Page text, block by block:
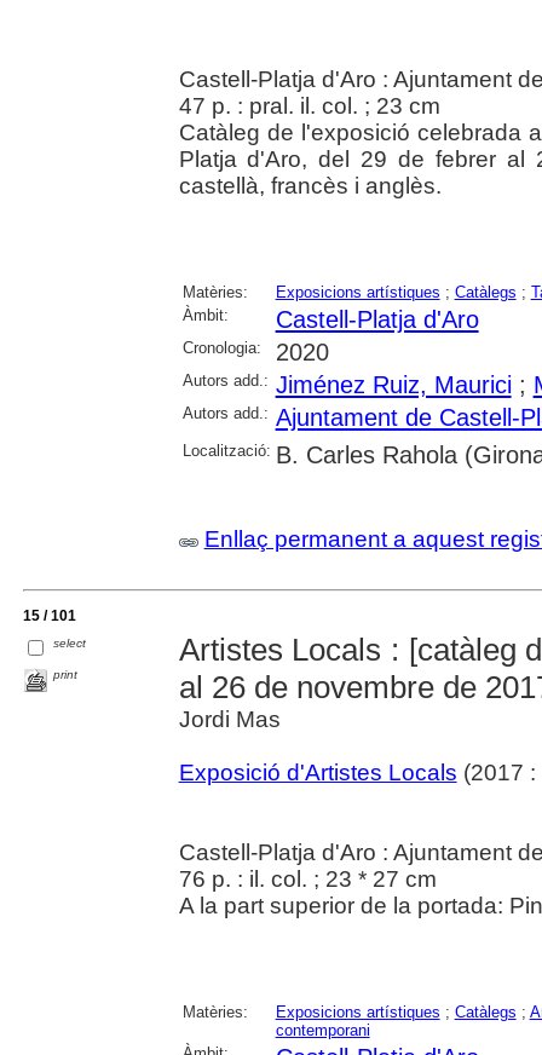
Castell-Platja d'Aro : Ajuntament
47 p. : pral. il. col. ; 23 cm
Catàleg de l'exposició celebrada
Platja d'Aro, del 29 de febrer al
castellà, francès i anglès.
Matèries: Exposicions artístiques ; Catàlegs ;
Àmbit:
Castell-Platja d'Aro
Cronologia: 2020
Autors add.: Jiménez Ruiz, Maurici;
Autors add.: Ajuntament de Castell-
Localització: B. Carles Rahola
Enllaç permanent a aquest
15 / 101
select
print
Artistes Locals : [catàleg
al 26 de novembre de
Jordi Mas
Exposició d'Artistes Locals (2017 :
Castell-Platja d'Aro : Ajuntament
76 p. : il. col. ; 23 * 27 cm
A la part superior de la portada:
Matèries: Exposicions artístiques ; Catàlegs ;
contemporani